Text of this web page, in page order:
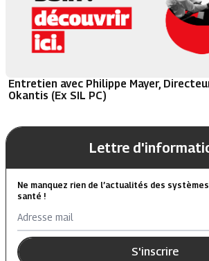
Entretien avec Philippe Mayer,
Okantis (Ex SIL PC)
Lettre
Ne manquez rien de l’actualités des
santé !
Adresse mail
S'inscrire